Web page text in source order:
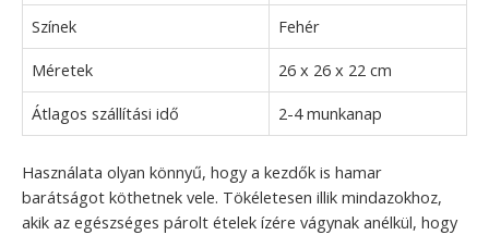
Színek
Fehér
Méretek
26 x 26 x 22 cm
Átlagos szállítási idő
2-4 munkanap
Használata olyan könnyű, hogy a kezdők is hamar
barátságot köthetnek vele. Tökéletesen illik mindazokhoz,
akik az egészséges párolt ételek ízére vágynak anélkül, hogy